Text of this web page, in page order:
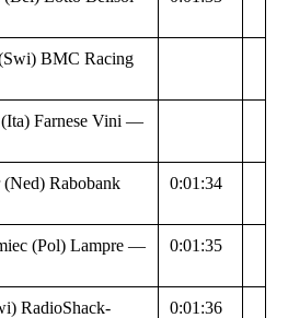
BMC Racing
Farnese Vini —
(Ned) Rabobank
0:01:34
(Pol) Lampre —
0:01:35
RadioShack-
0:01:36